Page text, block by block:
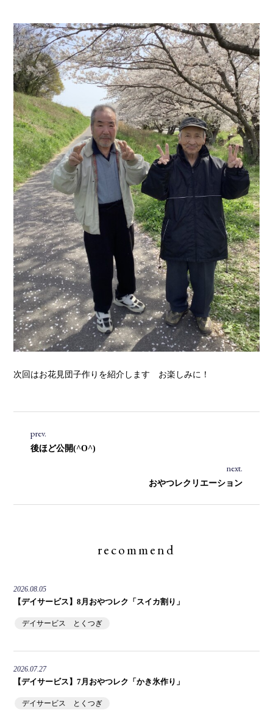
次回はお花見団子作りを紹介します お楽しみに！
prev.
後ほど公開(^O^)
next.
おやつレクリエーション
recommend
2026.08.05
【デイサービス】8月おやつレク「スイカ割り」
デイサービス とくつぎ
2026.07.27
【デイサービス】7月おやつレク「かき氷作り」
デイサービス とくつぎ